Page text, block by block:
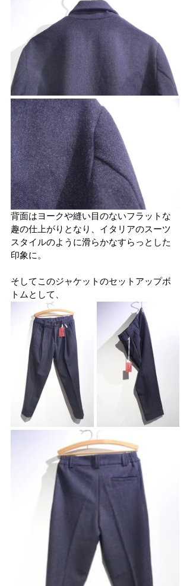
背面はヨークや縫い目のないフラットな
趣の仕上がりとなり、イタリアのスーツ
スタイルのように滑らかなすらっとした
印象に。
そしてこのジャケットのセットアップボ
トムとして、